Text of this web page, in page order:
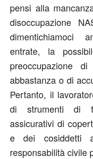
pensi alla
disoccupazione
dimentichiamoci
entrate, la
preoccupazione
abbastanza o di
Pertanto, il
di strumenti di
assicurativi di
e dei cosiddetti
responsabilità civile